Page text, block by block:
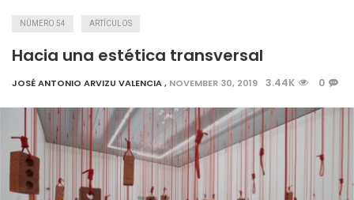
NÚMERO 54 ARTÍCULOS
Hacia una estética transversal
JOSÉ ANTONIO ARVIZU VALENCIA, NOVEMBER 30, 2019 3.44K 0